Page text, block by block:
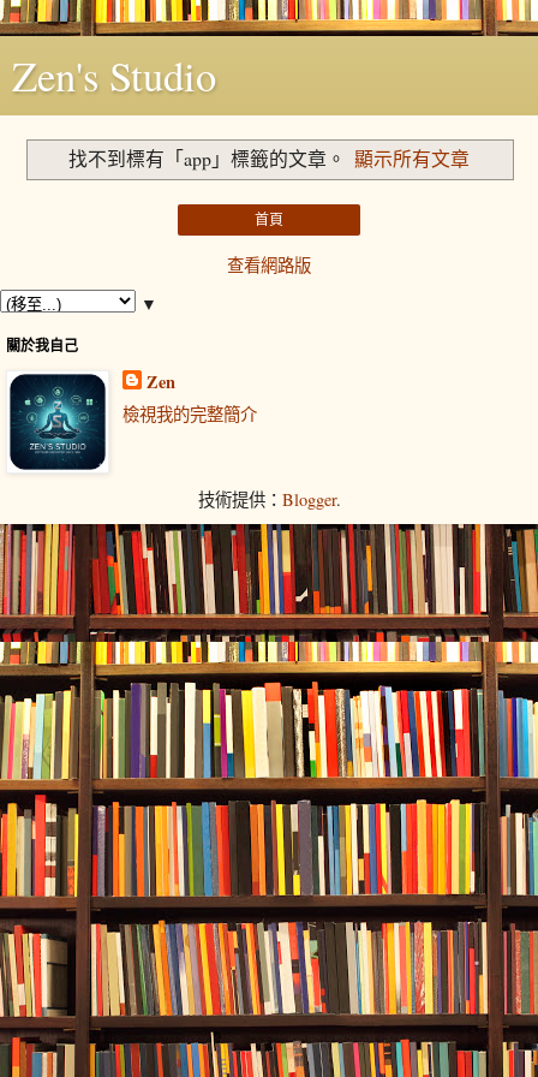
Zen's Studio
找不到標有「app」標籤的文章。 顯示所有文章
首頁
查看網路版
▼
關於我自己
Zen
檢視我的完整簡介
技術提供： Blogger.